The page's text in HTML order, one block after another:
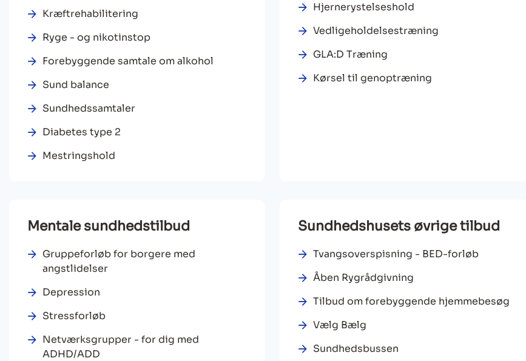
Kræftrehabilitering
Ryge - og nikotinstop
Forebyggende samtale om alkohol
Sund balance
Sundhedssamtaler
Diabetes type 2
Mestringshold
Hjernerystelseshold
Vedligeholdelsestræning
GLA:D Træning
Kørsel til genoptræning
Mentale sundhedstilbud
Gruppeforløb for borgere med
angstlidelser
Depression
Stressforløb
Netværksgrupper - for dig med
ADHD/ADD
Sundhedshusets øvrige tilbud
Tvangsoverspisning - BED-forløb
Åben Rygrådgivning
Tilbud om forebyggende hjemmebesøg
Vælg Bælg
Sundhedsbussen